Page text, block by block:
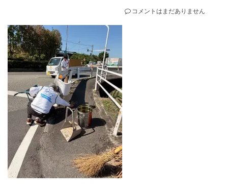
コメントはまだありません